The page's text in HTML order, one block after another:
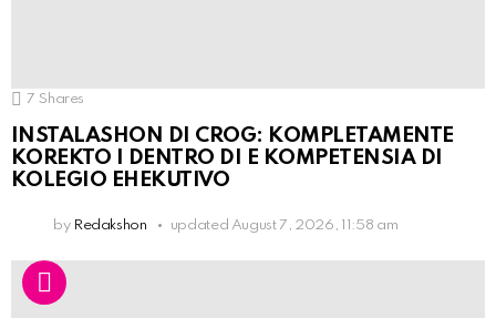
7 Shares
INSTALASHON DI CROG: KOMPLETAMENTE
KOREKTO I DENTRO DI E KOMPETENSIA DI
KOLEGIO EHEKUTIVO
by Redakshon updated August 7, 2026, 11:58 am